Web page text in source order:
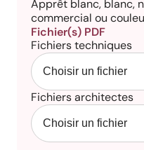
Apprêt blanc, blanc,
commercial ou
Fichier(s) PDF
Fichiers techniques
Fichiers architectes